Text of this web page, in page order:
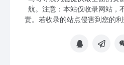
航。注意：本站仅收录网站，
责。若收录的站点侵害到您的